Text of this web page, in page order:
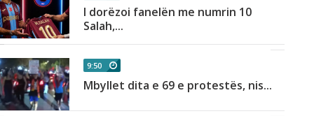
I dorëzoi fanelën me numrin 10
Salah,...
9:50
Mbyllet dita e 69 e protestës, nis...